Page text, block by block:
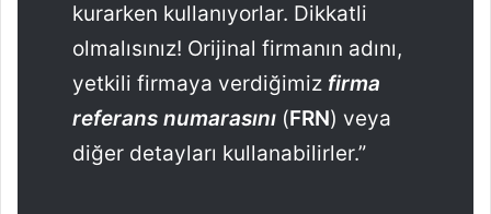
kurarken kullanıyorlar. Dikkatli
olmalısınız! Orijinal firmanın adını,
yetkili firmaya verdiğimiz firma
referans numarasını (FRN) veya
diğer detayları kullanabilirler.”